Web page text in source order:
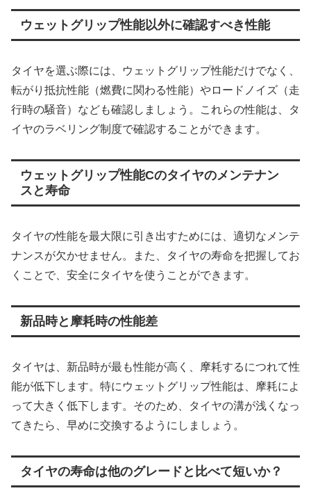
ウェットグリップ性能以外に確認すべき性能
タイヤを選ぶ際には、ウェットグリップ性能だけでなく、
転がり抵抗性能（燃費に関わる性能）やロードノイズ（走
行時の騒音）なども確認しましょう。これらの性能は、タ
イヤのラベリング制度で確認することができます。
ウェットグリップ性能Cのタイヤのメンテナン
スと寿命
タイヤの性能を最大限に引き出すためには、適切なメンテ
ナンスが欠かせません。また、タイヤの寿命を把握してお
くことで、安全にタイヤを使うことができます。
新品時と摩耗時の性能差
タイヤは、新品時が最も性能が高く、摩耗するにつれて性
能が低下します。特にウェットグリップ性能は、摩耗によ
って大きく低下します。そのため、タイヤの溝が浅くなっ
てきたら、早めに交換するようにしましょう。
タイヤの寿命は他のグレードと比べて短いか？